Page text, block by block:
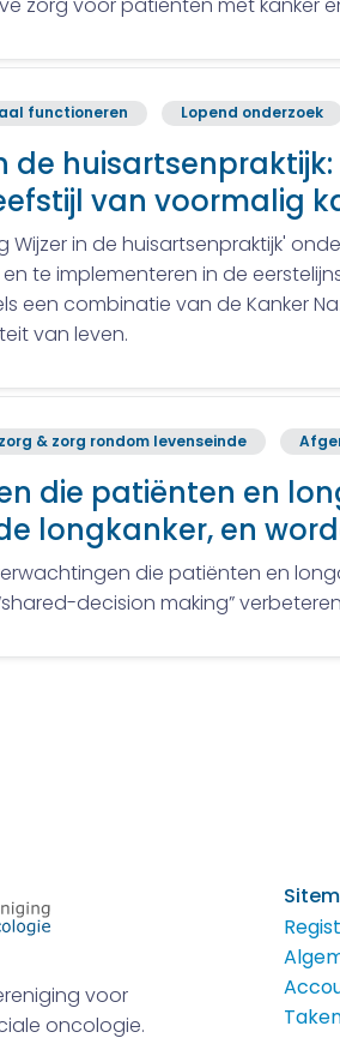
zorg voor patiënten met kanker
functioneren Lopend onderzoek
de
van voormalig
Wijzer in de huisartsenpraktijk'
te implementeren in de
een combinatie van de Kanker
van leven.
& zorg rondom levenseinde
die patiënten en
longkanker, en
die patiënten en
decision making”
voor
oncologie.